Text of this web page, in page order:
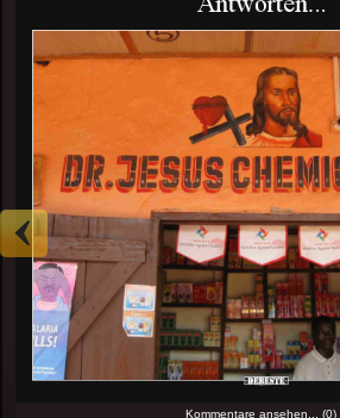
Kommentare ansehen... (0)